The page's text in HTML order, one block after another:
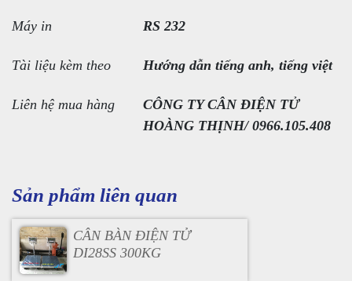
Máy in RS 232
Tài liệu kèm theo Hướng dẫn tiếng anh, tiếng việt
Liên hệ mua hàng
CÔNG TY CÂN ĐIỆN TỬ
HOÀNG THỊNH/ 0966.105.408
Sản phẩm liên quan
CÂN BÀN ĐIỆN TỬ
DI28SS 300KG